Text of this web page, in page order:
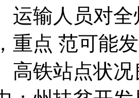
运输人员对
重点 范可能
高铁站点状